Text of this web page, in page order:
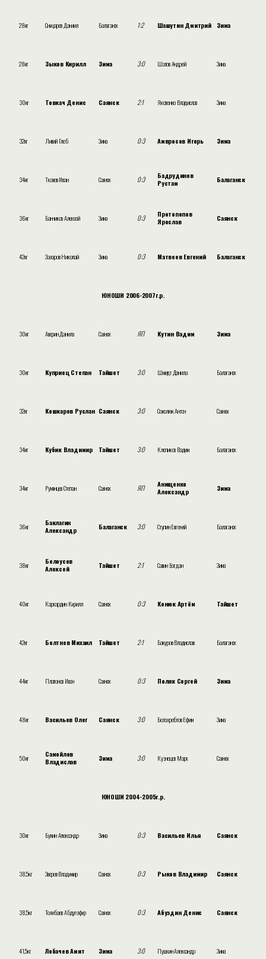
28кг Сницарев Даниил Балаганск 1:2 Шашутин Дмитрий Зима
28кг Зыков Кирилл Зима 3:0 Шатов Андрей Зима
30кг Товкач Денис Саянск 2:1 Яковенко Владислав Зима
32кг Ливий Глеб Зима 0:3 Амвросов Игорь Зима
34кг Ткачев Иван Саянск 0:3
Бадрудинов
Рустам
Балаганск
36кг Банников Алексей Зима 0:3
Протопопов
Ярослав
Саянск
42кг Захаров Николай Зима 0:3 Матвеев Евгений Балаганск
ЮНОШИ 2006-2007г.р.
30кг Аверин Данила Саянск ЯП Кутин Вадим Зима
30кг Куприец Степан Тайшет 3:0 Шмидт Данила Балаганск
32кг Кошкарев Руслан Саянск 3:0 Соколюк Антон Саянск
34кг Кубик Владимир Тайшет 3:0 Клепиков Вадим Балаганск
34кг Румянцев Степан Саянск ЯП
Анищенко
Александр
Зима
36кг
Баклагин
Александр
Балаганск 3:0 Ступин Евгений Балаганск
38кг
Белоусов
Алексей
Тайшет 2:1 Савин Богдан Зима
40кг Кархардин Кирилл Саянск 0:3 Конюк Артём Тайшет
42кг Болтнев Михаил Тайшет 2:1 Бакуров Владислав Балаганск
44кг Платонов Иван Саянск 0:3 Поляк Сергей Зима
48кг Васильев Олег Саянск 3:0 Белохребтов Ефим Зима
50кг
Самойлов
Владислав
Зима 3:0 Кузнецов Марк Саянск
ЮНОШИ 2004-2005г.р.
30кг Букин Александр Зима 0:3 Васильев Илья Саянск
38,5кг Зверев Владимир Саянск 0:3 Рыков Владимир Саянск
38,5кг Толибаев Абдугофир Саянск 0:3 Абуздин Денис Саянск
41,5кг Лобачев Амит Зима 3:0 Пушкин Александр Зима